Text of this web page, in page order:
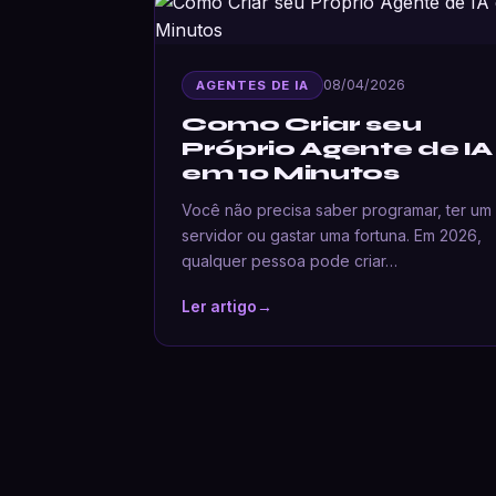
AGENTES DE IA 08/04/2026
Como Criar seu
Próprio Agente de IA
em 10 Minutos
Você não precisa saber programar, ter um
servidor ou gastar uma fortuna. Em 2026,
qualquer pessoa pode criar…
Ler artigo→